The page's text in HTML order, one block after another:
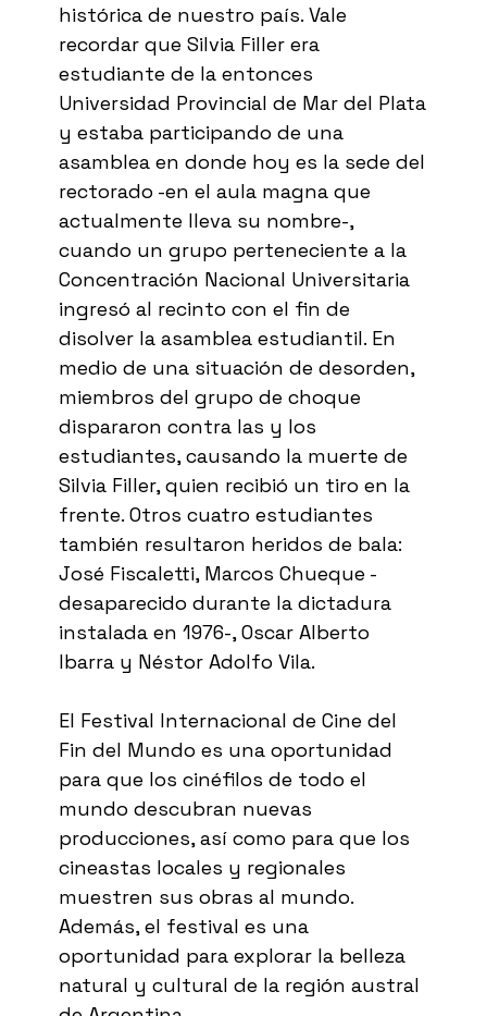
histórica de nuestro país. Vale
recordar que Silvia Filler era
estudiante de la entonces
Universidad Provincial de Mar del Plata
y estaba participando de una
asamblea en donde hoy es la sede del
rectorado -en el aula magna que
actualmente lleva su nombre-,
cuando un grupo perteneciente a la
Concentración Nacional Universitaria
ingresó al recinto con el fin de
disolver la asamblea estudiantil. En
medio de una situación de desorden,
miembros del grupo de choque
dispararon contra las y los
estudiantes, causando la muerte de
Silvia Filler, quien recibió un tiro en la
frente. Otros cuatro estudiantes
también resultaron heridos de bala:
José Fiscaletti, Marcos Chueque -
desaparecido durante la dictadura
instalada en 1976-, Oscar Alberto
Ibarra y Néstor Adolfo Vila.
El Festival Internacional de Cine del
Fin del Mundo es una oportunidad
para que los cinéfilos de todo el
mundo descubran nuevas
producciones, así como para que los
cineastas locales y regionales
muestren sus obras al mundo.
Además, el festival es una
oportunidad para explorar la belleza
natural y cultural de la región austral